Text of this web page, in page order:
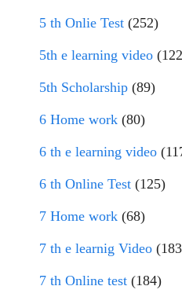
5 th Onlie Test (252)
5th e learning video
5th Scholarship (89)
6 Home work (80)
6 th e learning video
6 th Online Test (125)
7 Home work (68)
7 th e learnig Video
7 th Online test (184)